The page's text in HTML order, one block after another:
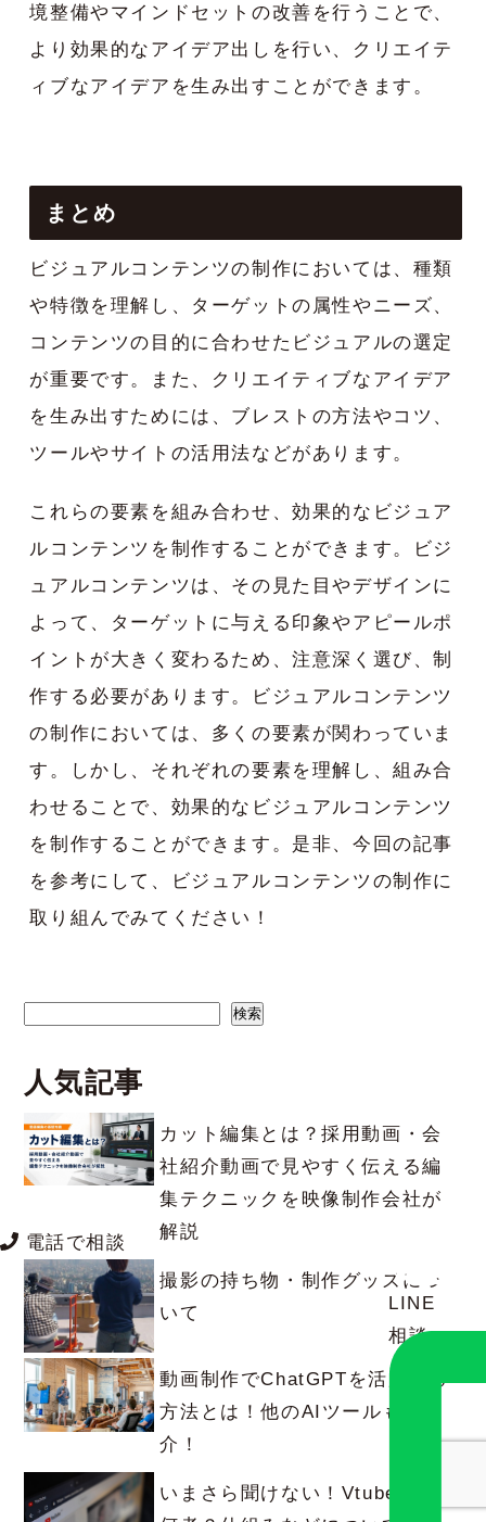
LINE
相談
電話で相談
境整備やマインドセットの改善を行うことで、
より効果的なアイデア出しを行い、クリエイテ
ィブなアイデアを生み出すことができます。
まとめ
ビジュアルコンテンツの制作においては、種類
や特徴を理解し、ターゲットの属性やニーズ、
コンテンツの目的に合わせたビジュアルの選定
が重要です。また、クリエイティブなアイデア
を生み出すためには、ブレストの方法やコツ、
ツールやサイトの活用法などがあります。
これらの要素を組み合わせ、効果的なビジュア
ルコンテンツを制作することができます。ビジ
ュアルコンテンツは、その見た目やデザインに
よって、ターゲットに与える印象やアピールポ
イントが大きく変わるため、注意深く選び、制
作する必要があります。ビジュアルコンテンツ
の制作においては、多くの要素が関わっていま
す。しかし、それぞれの要素を理解し、組み合
わせることで、効果的なビジュアルコンテンツ
を制作することができます。是非、今回の記事
を参考にして、ビジュアルコンテンツの制作に
取り組んでみてください！
検索
人気記事
カット編集とは？採用動画・会
社紹介動画で見やすく伝える編
集テクニックを映像制作会社が
解説
撮影の持ち物・制作グッズにつ
いて
動画制作でChatGPTを活用する
方法とは！他のAIツールも紹
介！
いまさら聞けない！Vtuberとは